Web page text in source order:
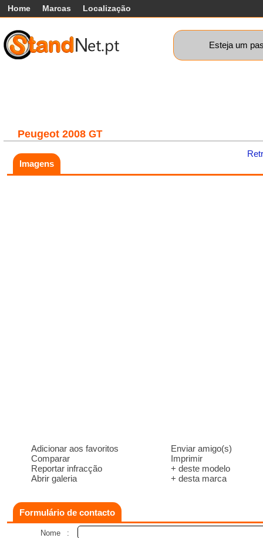
Home Marcas Localização
Esteja um
Peugeot 2008 GT
Imagens
Adicionar aos favoritos
Comparar
Reportar infracção
Abrir galeria
Enviar amigo(s)
Imprimir
+ deste modelo
+ desta marca
Formulário de contacto
Nome
: